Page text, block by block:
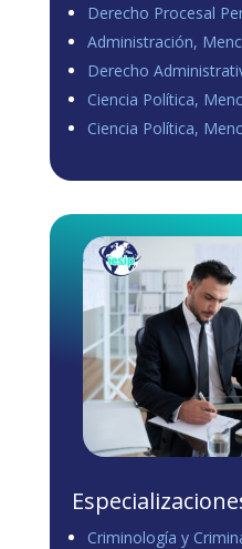
Derecho Procesal
Administración,
Derecho
Ciencia Política,
Ciencia Política,
Criminología y